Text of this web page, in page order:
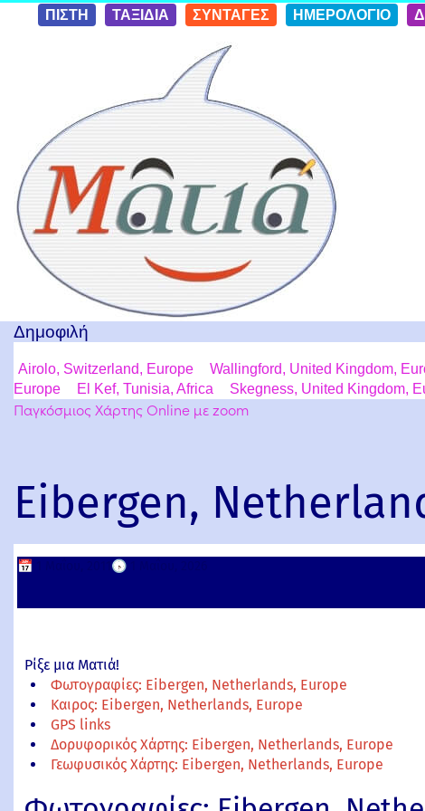
Skip to
conten
ΠΙΣΤΗ ΤΑΞΙΔΙΑ ΣΥΝΤΑΓΕΣ ΗΜΕΡΟΛΟΓΙΟ
Δημοφιλή
Airolo, Switzerland, Europe Wallingford, United Kingdom,
Europe
El Kef, Tunisia, Africa Skegness, United Kingdom,
Παγκόσμιος Χάρτης Online με zoom
Eibergen,
📅 🕟
Ρίξε μια Ματιά!
Φωτογραφίες: Eibergen, Netherlands, Europe
Καιρος: Eibergen, Netherlands, Europe
GPS links
Δορυφορικός Χάρτης: Eibergen, Netherlands, Europe
Γεωφυσικός Χάρτης: Eibergen, Netherlands, Europe